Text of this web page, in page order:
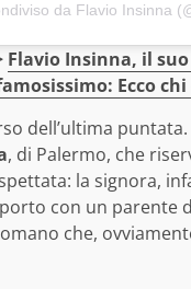
da Flavio Insinna
Flavio Insinna, il
Ecco chi
dell’ultima
, di Palermo, che
la signora,
con un parente
che,